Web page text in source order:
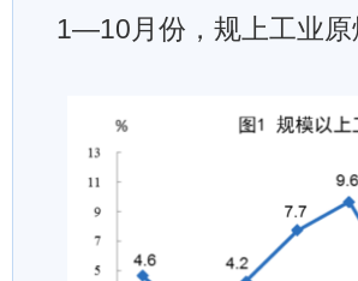
1—10月份，规上工业原